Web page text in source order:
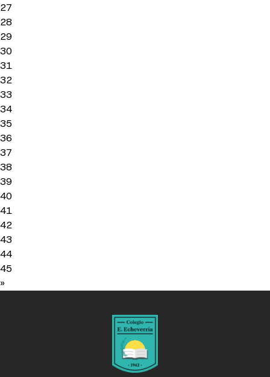
27
28
29
30
31
32
33
34
35
36
37
38
39
40
41
42
43
44
45
»